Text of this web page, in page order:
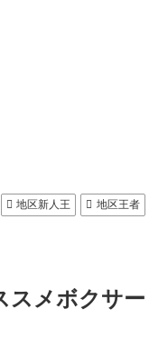
地区新人王 地区王者
スメボクサー